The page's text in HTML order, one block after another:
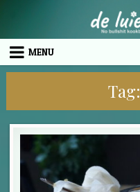
MENU
Tag: